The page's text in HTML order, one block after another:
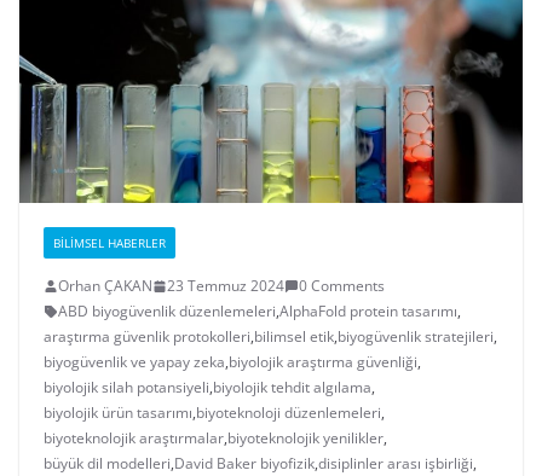
BILIMSEL HABERLER
Orhan ÇAKAN 23 Temmuz 2024
0 Comments
ABD biyogüvenlik düzenlemeleri,AlphaFold protein tasarımı,
araştırma güvenlik protokolleri,bilimsel etik,biyogüvenlik stratejileri,
biyogüvenlik ve yapay zeka,biyolojik araştırma güvenliği,
biyolojik silah potansiyeli,biyolojik tehdit algılama,
biyolojik ürün tasarımı,biyoteknoloji düzenlemeleri,
biyoteknolojik araştırmalar,biyoteknolojik yenilikler,
büyük dil modelleri,David Baker biyofizik,disiplinler arası işbirliği,